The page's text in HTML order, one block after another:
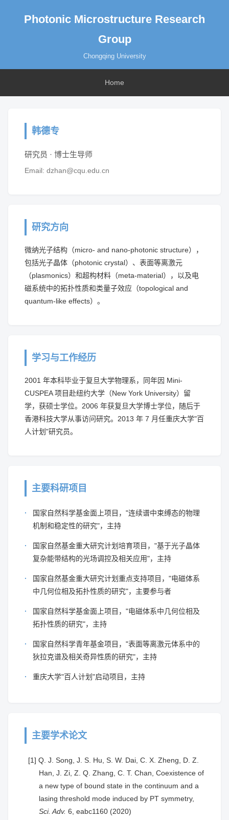
Photonic Microstructure Research
Group
Chongqing University
Home
韩德专
研究员 · 博士生导师
Email: dzhan@cqu.edu.cn
研究方向
微纳光子结构（micro- and nano-photonic structure），
包括光子晶体（photonic crystal）、表面等离激元
（plasmonics）和超构材料（meta-material），以及电
磁系统中的拓扑性质和类量子效应（topological and
quantum-like effects）。
学习与工作经历
2001 年本科毕业于复旦大学物理系，同年因 Mini-
CUSPEA 项目赴纽约大学（New York University）留
学，获硕士学位。2006 年获复旦大学博士学位，随后于
香港科技大学从事访问研究。2013 年 7 月任重庆大学"百
人计划"研究员。
主要科研项目
国家自然科学基金面上项目，"连续谱中束缚态的物理
机制和稳定性的研究"，主持
国家自然基金重大研究计划培育项目，"基于光子晶体
复杂能带结构的光场调控及相关应用"，主持
国家自然基金重大研究计划重点支持项目，"电磁体系
中几何位相及拓扑性质的研究"，主要参与者
国家自然科学基金面上项目，"电磁体系中几何位相及
拓扑性质的研究"，主持
国家自然科学青年基金项目，"表面等离激元体系中的
狄拉克谱及相关奇异性质的研究"，主持
重庆大学"百人计划"启动项目，主持
主要学术论文
[1] Q. J. Song, J. S. Hu, S. W. Dai, C. X. Zheng, D. Z.
Han, J. Zi, Z. Q. Zhang, C. T. Chan, Coexistence of
a new type of bound state in the continuum and a
lasing threshold mode induced by PT symmetry,
Sci. Adv. 6, eabc1160 (2020)